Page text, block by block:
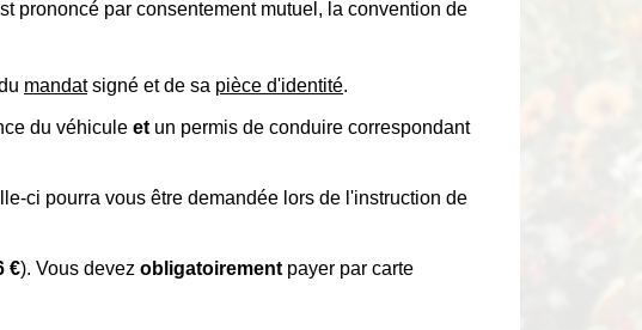
prononcé par consentement mutuel, la convention de
mandatsigné et de sa pièce d'identité.
du véhicule et un permis de conduire correspondant
ci pourra vous être demandée lors de l'instruction de
€). Vous devez obligatoirementpayer par carte